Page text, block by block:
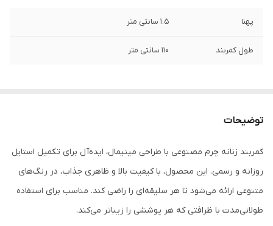
پهنا 1.5 سانتی متر
طول کمربند 110 سانتی متر
توضیحات
کمربند زنانه چرم مصنوعی با طراحی مینیمال، ایده‌آل برای تکمیل استایل
روزانه و رسمی. این محصول، با کیفیت بالا و ظاهری جذاب، در رنگ‌های
متنوعی ارائه می‌شود تا هر سلیقه‌ای را راضی کند. مناسب برای استفاده
طولانی‌مدت با ظرافتی که هر پوششی را زیباتر می‌کند.